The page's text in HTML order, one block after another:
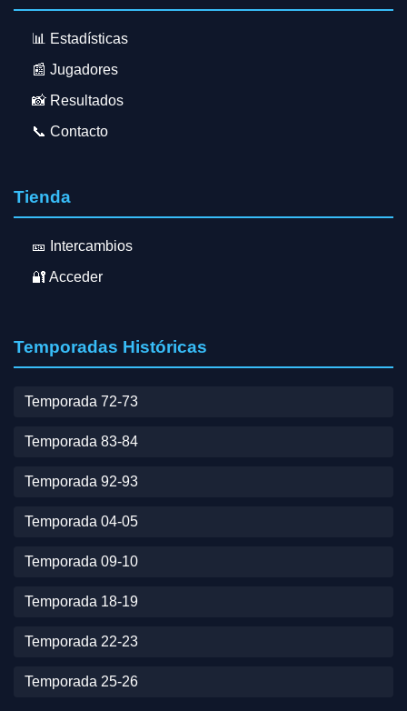
📊 Estadísticas
📰 Jugadores
📸 Resultados
📞 Contacto
Tienda
🎫 Intercambios
🔐 Acceder
Temporadas Históricas
Temporada 72-73
Temporada 83-84
Temporada 92-93
Temporada 04-05
Temporada 09-10
Temporada 18-19
Temporada 22-23
Temporada 25-26